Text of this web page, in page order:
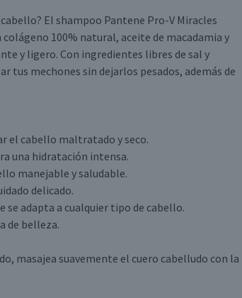
El shampoo Pantene Pro-V Miracles
100% natural, aceite de macadamia y
y ligero. Con ingredientes libres de sal y
tus mechones sin dejarlos pesados, además de
el cabello maltratado y seco.
una hidratación intensa.
manejable y saludable.
delicado.
se adapta a cualquier tipo de cabello.
de belleza.
masajea suavemente el cuero cabelludo con la